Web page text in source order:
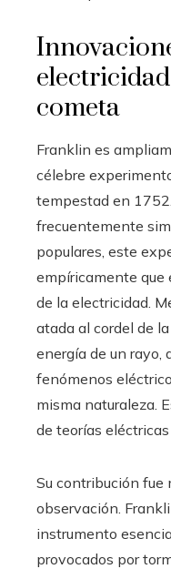
cometa
Franklin es
célebre
tempestad en
frecuentemente
populares, este
empíricamente que
de la electricidad.
atada al cordel de
energía de un rayo,
fenómenos
misma naturaleza.
de teorías eléctricas
Su contribución fue
observación.
instrumento
provocados por